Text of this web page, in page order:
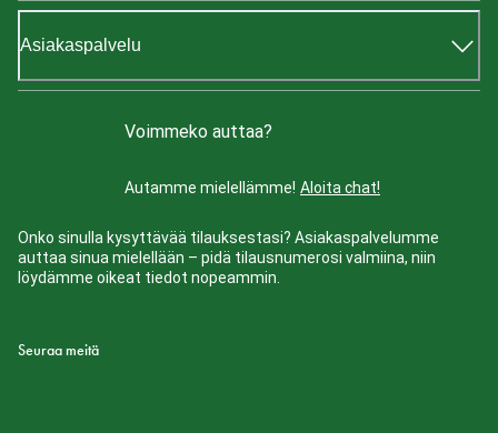
Asiakaspalvelu
Voimmeko auttaa?
Autamme mielellämme! Aloita chat!
Onko sinulla kysyttävää tilauksestasi? Asiakaspalvelumme
auttaa sinua mielellään – pidä tilausnumerosi valmiina, niin
löydämme oikeat tiedot nopeammin.
Seuraa meitä